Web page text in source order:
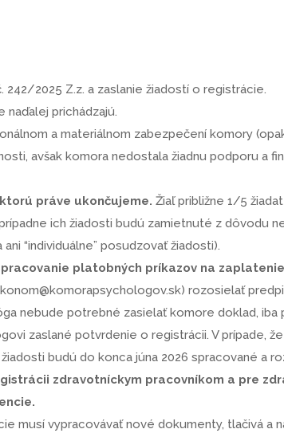
2025 Z.z. a zaslanie žiadostí o registrácie.
prichádzajú.
a materiálnom zabezpečení komory
avšak komora nedostala žiadnu podporu a
práve ukončujeme. Žiaľ približne 1/5
ich žiadosti budú zamietnuté z dôvodu
“individuálne” posudzovať žiadosti).
platobných príkazov na
rozosielať
nebude potrebné zasielať komore doklad, iba
zaslané potvrdenie o registrácii. V prípade,
budú do konca júna 2026 spracované a
zdravotníckym pracovníkom a pre
musí vypracovávať nové dokumenty, tlačivá a